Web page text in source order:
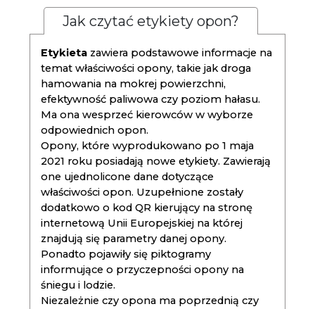
Jak czytać etykiety opon?
Etykieta zawiera podstawowe informacje na
temat właściwości opony, takie jak droga
hamowania na mokrej powierzchni,
efektywność paliwowa czy poziom hałasu.
Ma ona wesprzeć kierowców w wyborze
odpowiednich opon.
Opony, które wyprodukowano po 1 maja
2021 roku posiadają nowe etykiety. Zawierają
one ujednolicone dane dotyczące
właściwości opon. Uzupełnione zostały
dodatkowo o kod QR kierujący na stronę
internetową Unii Europejskiej na której
znajdują się parametry danej opony.
Ponadto pojawiły się piktogramy
informujące o przyczepności opony na
śniegu i lodzie.
Niezależnie czy opona ma poprzednią czy